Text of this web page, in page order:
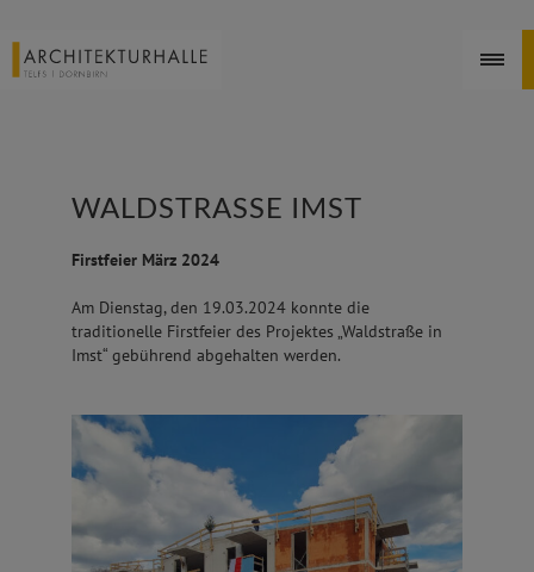
WALDSTRASSE IMST
Firstfeier März 2024
Am Dienstag, den 19.03.2024 konnte die
traditionelle Firstfeier des Projektes „Waldstraße in
Imst“ gebührend abgehalten werden.